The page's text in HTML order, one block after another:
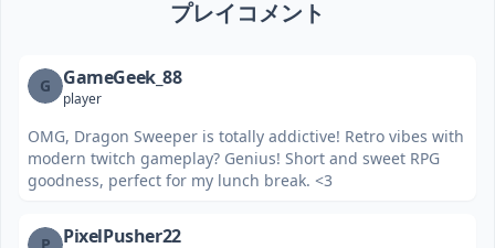
プレイコメント
G GameGeek_88
player
OMG, Dragon Sweeper is totally addictive! Retro vibes with
modern twitch gameplay? Genius! Short and sweet RPG
goodness, perfect for my lunch break. <3
PixelPusher22